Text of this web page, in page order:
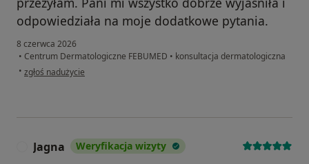
odpowiedziała na moje dodatkowe pytania.
8 czerwca 2026
• Centrum Dermatologiczne FEBUMED • konsultacja dermatologiczna
• w opinii użytkownika Zofia
zgłoś nadużycie
Jagna Weryfikacja wizyty